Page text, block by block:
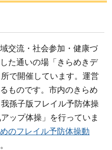
交流・社会参加・健康づ
た通いの場「きらめきデ
で開催しています。運営
ものです。市内のきらめ
孫子版フレイル予防体操
ップ体操」を行っていま
めのフレイル予防体操動